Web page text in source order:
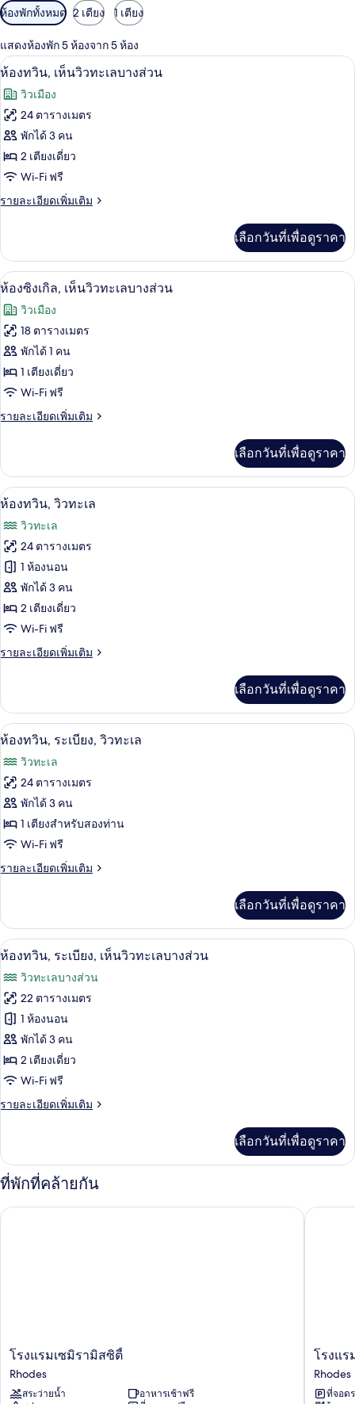
ตัว
กรอง
ที่
มี
ให้
สำหรับ
ห้อง
พัก
ห้องพักทั้งหมด 2 เตียง 1 เตียง
แสดงห้องพัก 5 ห้องจาก 5 ห้อง
เปิด
ภาพถ่าย
ทั้งหมด
ของ
ห้อง
ทวิน,
เห็น
ทะเล
บาง
ส่วน
มินิบาร์, ตู้นิรภัยในห้องพัก, โต๊ะทำงาน,
5
ห้องทวิน, เห็นวิวทะเลบางส่วน
วิวเมือง
24 ตารางเมตร
พักได้ 3 คน
2 เตียงเดี่ยว
Wi-Fi ฟรี
รายละเอียดเพิ่มเติม
ราย
เกี่ยว
กับ
ห้อง
น,
เห็น
วิว
ทะเล
บาง
ส่วน
เลือกวันที่เพื่อดูราคา
เปิด
ภาพถ่าย
ทั้งหมด
ของ
ห้อง
ซิงเกิล,
เห็น
ทะเล
บาง
ส่วน
ห้องซิงเกิล, เห็นวิวทะเลบางส่วน | มินิ
7
ห้องซิงเกิล, เห็นวิวทะเลบางส่วน
วิวเมือง
18 ตารางเมตร
พักได้ 1 คน
1 เตียงเดี่ยว
Wi-Fi ฟรี
รายละเอียดเพิ่มเติม
ราย
เกี่ยว
กับ
ห้อง
เห็น
วิว
ทะเล
บาง
ส่วน
เลือกวันที่เพื่อดูราคา
เปิด
ภาพถ่าย
ทั้งหมด
ของ
ห้อง
ทวิน,
วิว
ทะเล
ห้องทวิน, วิวทะเล | มินิบาร์, ตู้นิรภัยใน
9
ห้องทวิน, วิวทะเล
วิวทะเล
24 ตารางเมตร
1 ห้องนอน
พักได้ 3 คน
2 เตียงเดี่ยว
Wi-Fi ฟรี
รายละเอียดเพิ่มเติม
ราย
เกี่ยว
กับ
ห้อง
น,
วิว
ทะเล
เลือกวันที่เพื่อดูราคา
เปิด
ภาพถ่าย
ทั้งหมด
ของ
ห้อง
ทวิน,
ระเบียง,
ทะเล
มินิบาร์, ตู้นิรภัยในห้องพัก, โต๊ะทำงาน,
7
ห้องทวิน, ระเบียง, วิวทะเล
วิวทะเล
24 ตารางเมตร
พักได้ 3 คน
1 เตียงสำหรับสองท่าน
Wi-Fi ฟรี
รายละเอียดเพิ่มเติม
ราย
เกี่ยว
กับ
ห้อง
น,
ระเบียง,
วิว
ทะเล
เลือกวันที่เพื่อดูราคา
เปิด
ภาพถ่าย
ทั้งหมด
ของ
ห้อง
ทวิน,
ระเบียง,
เห็น
ทะเล
บาง
ส่วน
ห้องทวิน, ระเบียง, เห็นวิวทะเลบางส่ว
6
ห้องทวิน, ระเบียง, เห็นวิวทะเลบางส่วน
วิวทะเลบางส่วน
22 ตารางเมตร
1 ห้องนอน
พักได้ 3 คน
2 เตียงเดี่ยว
Wi-Fi ฟรี
รายละเอียดเพิ่มเติม
ราย
เกี่ยว
กับ
ห้อง
ทวิ
น,
เลือกวันที่เพื่อดูราคา
ที่พักที่คล้ายกัน
โรงแรม
เซ
มิ
รา
โรงแรมเซมิรามิสซิตี้
Rhodes
สระว่ายน้ำ
อาหารเช้าฟรี
โรงแรมเซมิรามิสซิตี้
โรงแรม
STAY
โรดส์
Rhodes
โรงแร
Rhodes
ที่จอด
โรงแรม